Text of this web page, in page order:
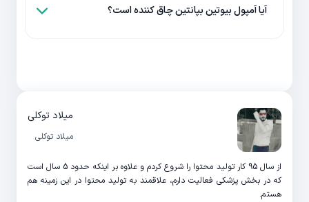
آیا آمپول بیوتین بپانتین چاق کننده است؟
میلاد توکلی
میلاد توکلی
از سال 95 کار تولید محتوا را شروع کردم و علاوه بر اینکه حدود 5 سال است
که در بخش پزشکی فعالیت دارم، علاقمند به تولید محتوا در این زمینه هم
هستم.